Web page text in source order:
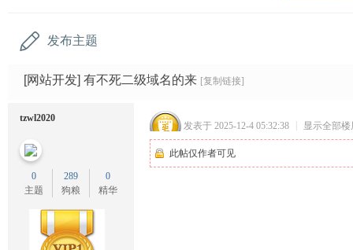
发布主题
[网站开发] 有不死二级域名的来 [复制链接]
tzwl2020
0
主题
289
狗粮
0
精华
发表于 2025-12-4 05:32:38 显示全部楼
此帖仅作者可见